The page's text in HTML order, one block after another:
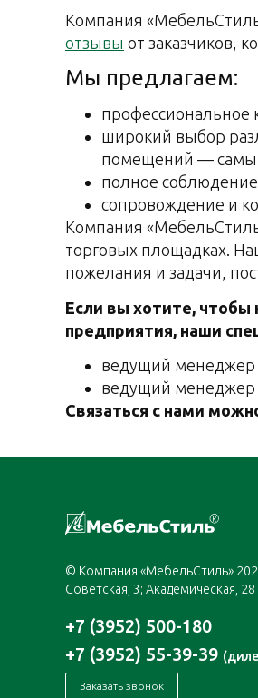
Компания
отзывы от заказчиков,
Мы предлагаем:
профессиональное
широкий выбор
помещений —
полное соблюдение
сопровождение и
Компания
торговых площадках.
пожелания и задачи,
Если вы хотите, чтобы
предприятия, наши
ведущий менеджер
ведущий менеджер
Cвязаться с нами
© Компания «МебельСтиль»
Советская, 3; Академическая, 28
+7 (3952) 500-180
+7 (3952) 55-39-39
Заказать звонок